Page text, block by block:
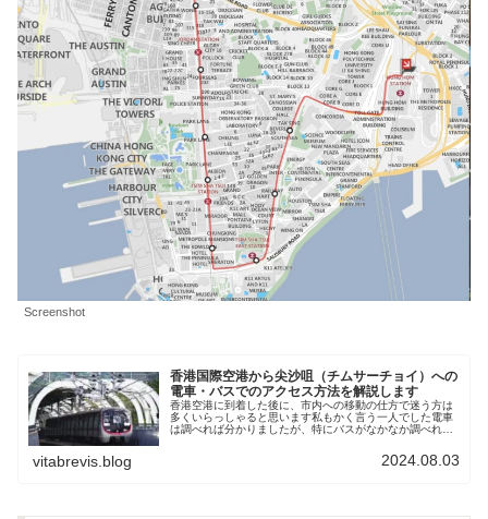
Screenshot
香港国際空港から尖沙咀（チムサーチョイ）への
電車・バスでのアクセス方法を解説します
香港空港に到着した後に、市内への移動の仕方で迷う方は
多くいらっしゃると思います私もかく言う一人でした電車
は調べれば分かりましたが、特にバスがなかなか調べれて
vitabrevis.blog 2024.08.03